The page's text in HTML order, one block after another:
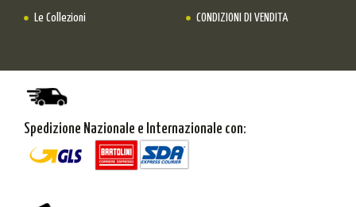
Le Collezioni CONDIZIONI DI VENDITA
Spedizione Nazionale e Internazionale con: